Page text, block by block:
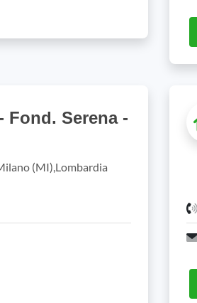
Fond. Serena -
(MI),Lombardia